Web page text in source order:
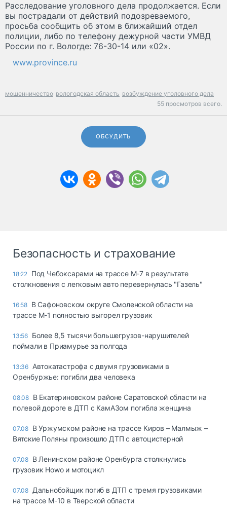
Расследование уголовного дела продолжается. Если
вы пострадали от действий подозреваемого,
просьба сообщить об этом в ближайший отдел
полиции, либо по телефону дежурной части УМВД
России по г. Вологде: 76-30-14 или «02».
www.province.ru
мошенничество вологодская область возбуждение уголовного дела
55 просмотров всего.
ОБСУДИТЬ
Безопасность и страхование
18:22 Под Чебоксарами на трассе М-7 в результате
столкновения с легковым авто перевернулась "Газель"
16:58 В Сафоновском округе Смоленской области на
трассе М-1 полностью выгорел грузовик
13:56 Более 8,5 тысячи большегрузов-нарушителей
поймали в Приамурье за полгода
13:36 Автокатастрофа с двумя грузовиками в
Оренбуржье: погибли два человека
08:08 В Екатериновском районе Саратовской области на
полевой дороге в ДТП с КамАЗом погибла женщина
07.08 В Уржумском районе на трассе Киров – Малмыж –
Вятские Поляны произошло ДТП с автоцистерной
07.08 В Ленинском районе Оренбурга столкнулись
грузовик Howo и мотоцикл
07.08 Дальнобойщик погиб в ДТП с тремя грузовиками
на трассе М-10 в Тверской области